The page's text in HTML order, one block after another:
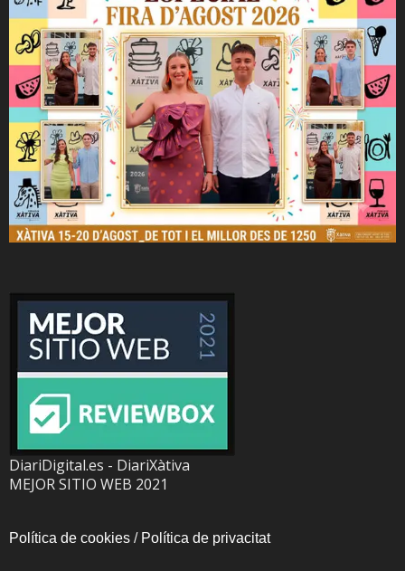
DiariDigital.es - DiariXàtiva
MEJOR SITIO WEB 2021
Política de cookies / Política de privacitat